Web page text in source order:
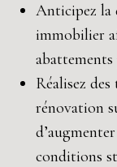
Anticipez la
immobilier
Réalisez
rénovation
conditions